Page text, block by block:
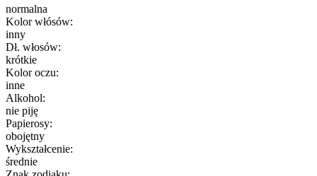
normalna
Kolor włósów:
inny
Dł. włosów:
krótkie
Kolor oczu:
inne
Alkohol:
nie piję
Papierosy:
obojętny
Wykształcenie:
średnie